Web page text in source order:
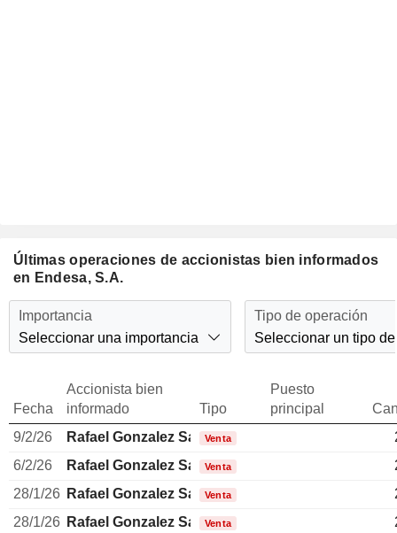
Últimas operaciones de accionistas bien informados
en Endesa, S.A.
Importancia
Seleccionar una importancia
Tipo de operación
Seleccionar un tipo
Fecha
Accionista bien
informado
Tipo
Puesto
principal
9/2/26
Rafael Gonzalez Sanchez
Venta
6/2/26
Rafael Gonzalez Sanchez
Venta
28/1/26 Rafael Gonzalez Sanchez
Venta
28/1/26 Rafael Gonzalez Sanchez
Venta